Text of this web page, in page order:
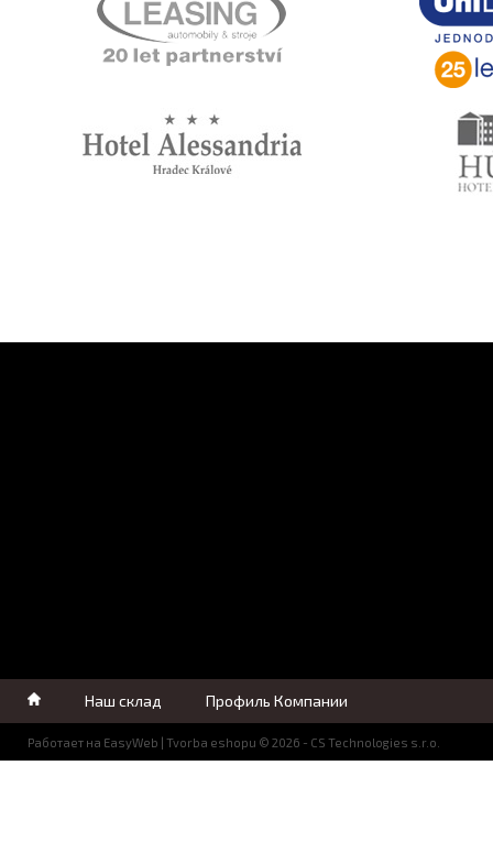
Наш склад Профиль Компании
Работает на EasyWeb | Tvorba eshopu © 2026 - CS Technologies s.r.o.